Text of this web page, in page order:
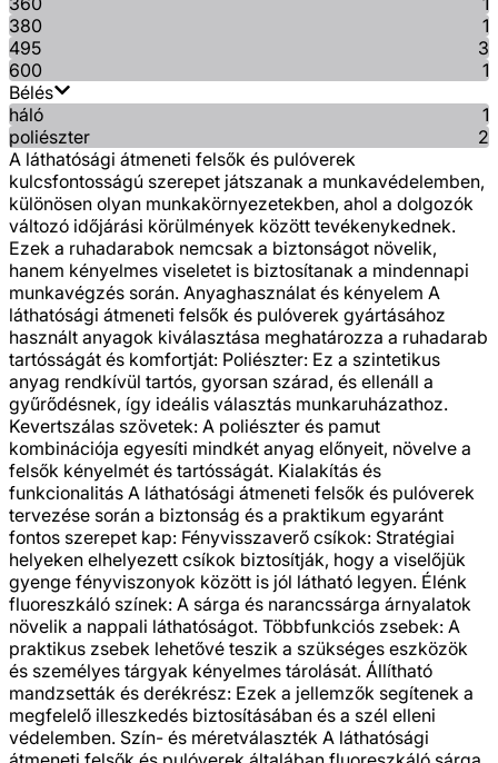
380
1
495
3
600
1
Bélés
háló
1
poliészter
2
A láthatósági átmeneti felsők és pulóverek
kulcsfontosságú szerepet játszanak a munkavédelemben,
különösen olyan munkakörnyezetekben, ahol a dolgozók
változó időjárási körülmények között tevékenykednek.
Ezek a ruhadarabok nemcsak a biztonságot növelik,
hanem kényelmes viseletet is biztosítanak a mindennapi
munkavégzés során. Anyaghasználat és kényelem A
láthatósági átmeneti felsők és pulóverek gyártásához
használt anyagok kiválasztása meghatározza a ruhadarab
tartósságát és komfortját: Poliészter: Ez a szintetikus
anyag rendkívül tartós, gyorsan szárad, és ellenáll a
gyűrődésnek, így ideális választás munkaruházathoz.
Kevertszálas szövetek: A poliészter és pamut
kombinációja egyesíti mindkét anyag előnyeit, növelve a
felsők kényelmét és tartósságát. Kialakítás és
funkcionalitás A láthatósági átmeneti felsők és pulóverek
tervezése során a biztonság és a praktikum egyaránt
fontos szerepet kap: Fényvisszaverő csíkok: Stratégiai
helyeken elhelyezett csíkok biztosítják, hogy a viselőjük
gyenge fényviszonyok között is jól látható legyen. Élénk
fluoreszkáló színek: A sárga és narancssárga árnyalatok
növelik a nappali láthatóságot. Többfunkciós zsebek: A
praktikus zsebek lehetővé teszik a szükséges eszközök
és személyes tárgyak kényelmes tárolását. Állítható
mandzsetták és derékrész: Ezek a jellemzők segítenek a
megfelelő illeszkedés biztosításában és a szél elleni
védelemben. Szín- és méretválaszték A láthatósági